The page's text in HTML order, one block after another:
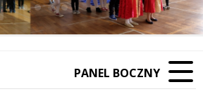
Element
PANEL BOCZNY